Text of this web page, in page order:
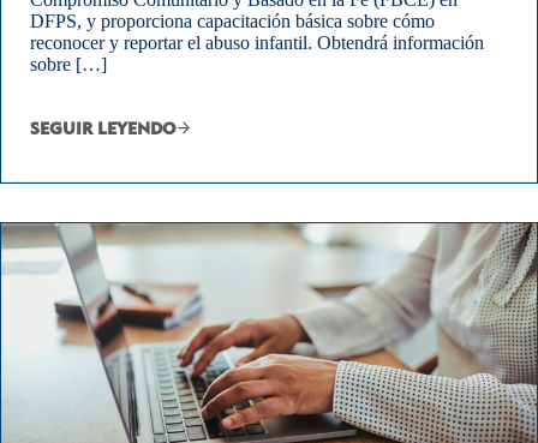
DFPS, y proporciona capacitación básica sobre cómo
reconocer y reportar el abuso infantil. Obtendrá información
sobre […]
SEGUIR LEYENDO